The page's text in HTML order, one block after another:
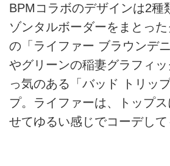
BPMコラボのデザインは2種
ゾンタルボーダーをまとっ
の「ライファー ブラウンデ
やグリーンの稲妻グラフィ
っ気のある「バッド トリッ
プ。ライファーは、トップ
せてゆるい感じでコーデして